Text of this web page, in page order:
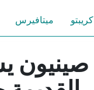
كريبتو ميتافيرس